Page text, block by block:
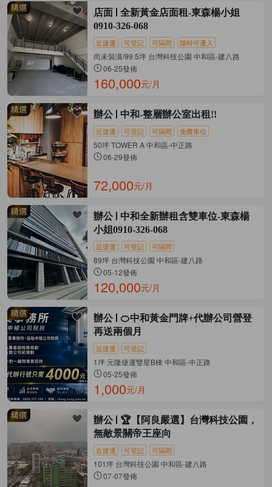
店面
全新黃金店面租-東森楊小姐
0910-326-068
近捷運 可登記 可隔間 隨時可遷入
尚未裝潢/99.5坪 台灣科技公園 中和區-建八路
06-25發佈
160,000元/月
辦公 中和-整層辦公室出租!!
近捷運 可登記 可隔間 免費車位
50坪 TOWER A 中和區-中正路
06-29發佈
72,000元/月
辦公
中和全新辦租含雙車位-東森楊
小姐0910-326-068
近捷運 可登記 可隔間
89坪 台灣科技公園 中和區-建八路
05-12發佈
120,000元/月
辦公
🍊中和黃金門牌+代辦公司營登
再送兩個月
近捷運 可登記
1坪 元隆捷運雙星B棟 中和區-中正路
05-25發佈
1,000元/月
辦公
🏆【阿良嚴選】台灣科技公園，
無敵景關帝王座向
近捷運 可登記 可隔間
101坪 台灣科技公園 中和區-建八路
07-07發佈